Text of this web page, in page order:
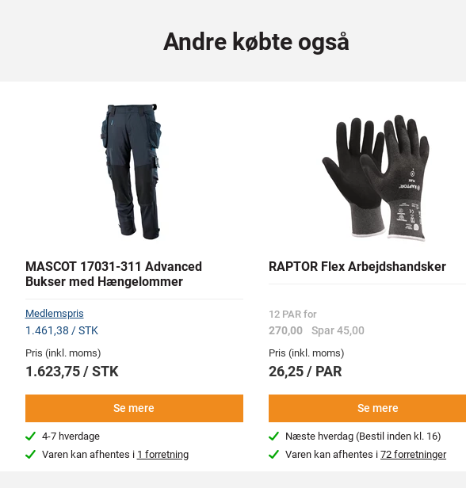
Andre købte også
MASCOT 17031-311 Advanced
Bukser med Hængelommer
Medlemspris
1.461,38 / STK
Pris (inkl. moms)
1.623,75 / STK
Se mere
4-7 hverdage
Varen kan afhentes i 1 forretning
RAPTOR Flex Arbejdshandsker
12 PAR for
270,00 Spar 45,00
Pris (inkl. moms)
26,25 / PAR
Se mere
Næste hverdag (Bestil inden kl. 16)
Varen kan afhentes i72 forretninger